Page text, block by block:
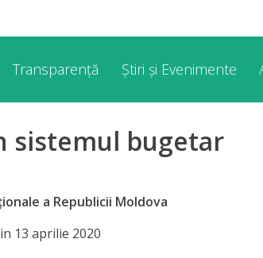
Transparență Știri și Evenimente
sistemul bugetar
a Republicii Moldova
13 aprilie 2020